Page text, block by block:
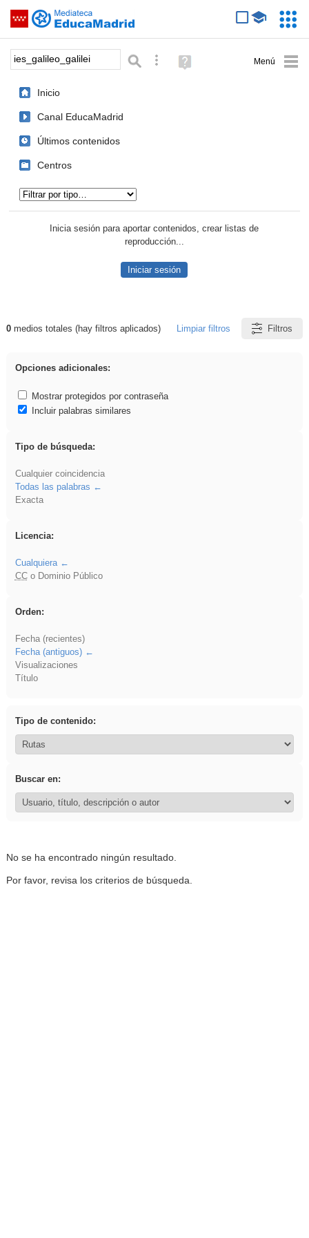
Saltar navegación
Palabra o frase: Búsqueda avanzada
Ayuda
(en
Inicio
Canal EducaMadrid
Últimos contenidos
Centros
Inicia sesión para aportar contenidos, crear listas de
reproducción...
Iniciar sesión
Resultados de: ies_galileo_galilei
0medios totales (hay filtros aplicados) Limpiar filtros Filtros
Opciones adicionales:
Mostrar protegidos por contraseña
Incluir palabras similares
Tipo de búsqueda:
Cualquier coincidencia
Todas las palabras
Exacta
Licencia:
Cualquiera
CCo Dominio Público
Orden:
Fecha (recientes)
Fecha (antiguos)
Visualizaciones
Título
Tipo de contenido:
Buscar en:
No se ha encontrado ningún resultado.
Por favor, revisa los criterios de búsqueda.